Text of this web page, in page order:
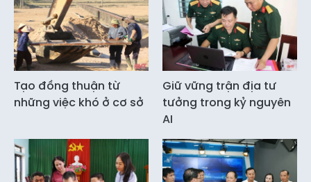
Tạo đồng thuận từ
những việc khó ở cơ sở
Giữ vững trận địa tư
tưởng trong kỷ nguyên
AI